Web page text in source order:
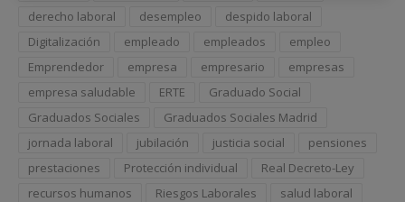
derecho laboral
desempleo
despido laboral
Digitalización
empleado empleados
empleo
Emprendedor
empresa empresario
empresas
empresa saludable
ERTE
Graduado Social
Graduados Sociales
Graduados Sociales Madrid
jornada laboral
jubilación justicia social
pensiones
prestaciones
Protección individual
Real Decreto-Ley
recursos humanos
Riesgos Laborales
salud laboral